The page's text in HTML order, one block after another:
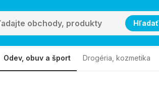
Hľadať
Odev, obuv a šport Drogéria, kozmetika